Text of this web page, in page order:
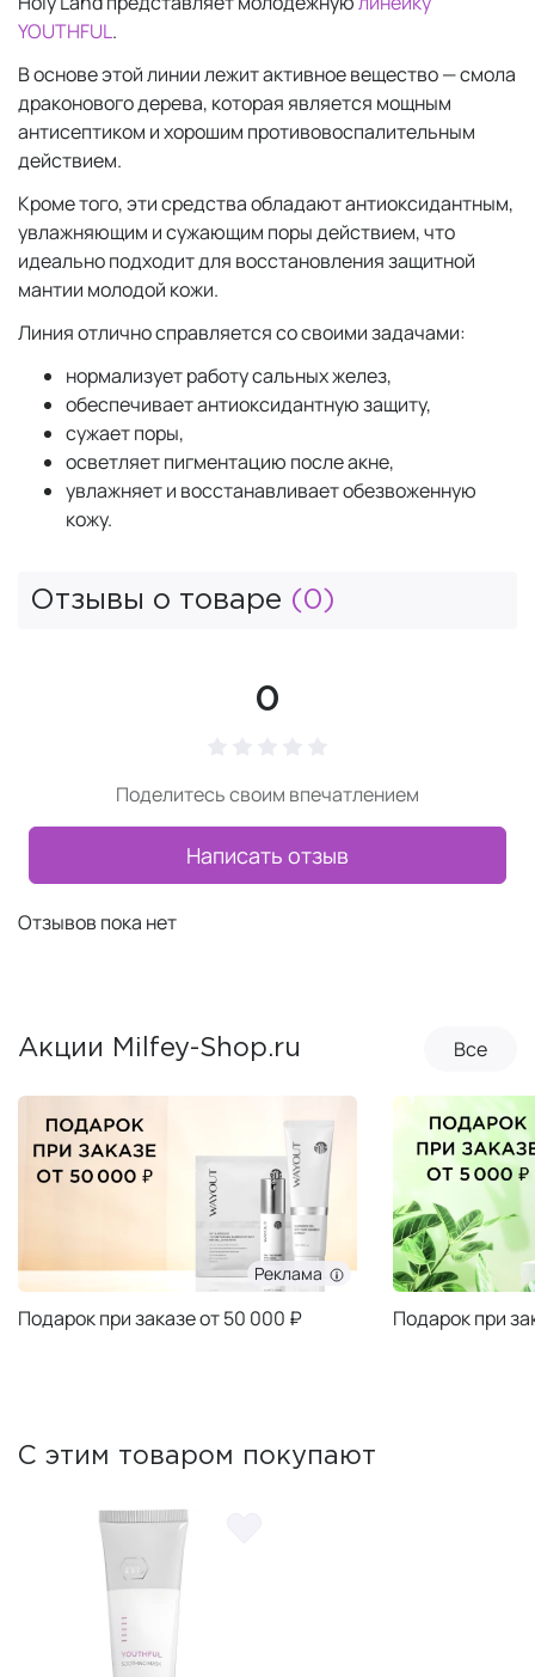
YOUTHFUL.
В основе этой линии лежит активное вещество — смола
драконового дерева, которая является мощным
антисептиком и хорошим противовоспалительным
действием.
Кроме того, эти средства обладают антиоксидантным,
увлажняющим и сужающим поры действием, что
идеально подходит для восстановления защитной
мантии молодой кожи.
Линия отлично справляется со своими задачами:
нормализует работу сальных желез,
обеспечивает антиоксидантную защиту,
сужает поры,
осветляет пигментацию после акне,
увлажняет и восстанавливает обезвоженную
кожу.
Отзывы о товаре (0)
0
Поделитесь своим впечатлением
Написать отзыв
Отзывов пока нет
Акции Milfey-Shop.ru Все
Реклама
Подарок при заказе от 50 000 ₽ Подарок при
С этим товаром покупают